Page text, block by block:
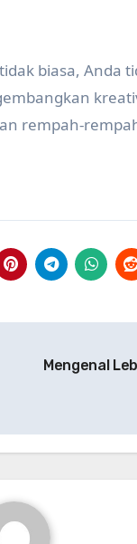
biasa, Anda
rempah-
Mengenal